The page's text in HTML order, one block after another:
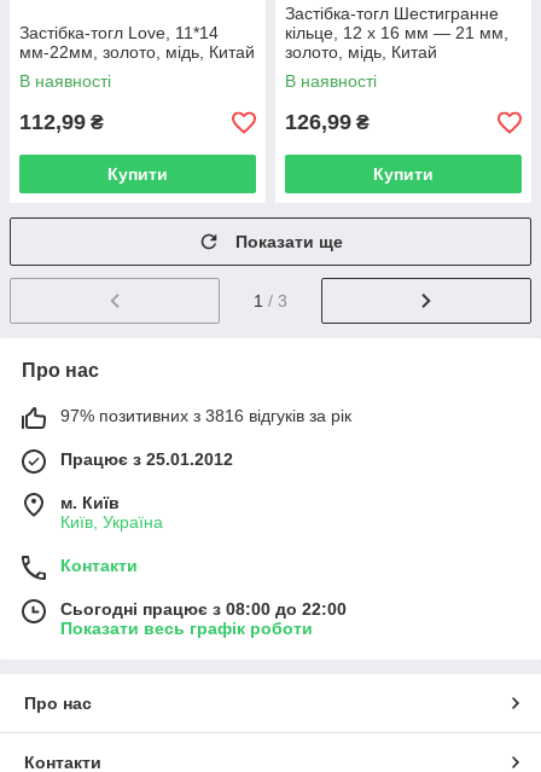
Застібка-тогл Love, 11*14
мм-22мм, золото, мідь, Китай
В наявності
112,99 ₴
Купити
Застібка-тогл Шестигранне
кільце, 12 х 16 мм — 21 мм,
золото, мідь, Китай
В наявності
126,99 ₴
Купити
Показати ще
1 / 3
Про нас
97% позитивних з 3816 відгуків за рік
Працює з 25.01.2012
м. Київ
Київ, Україна
Контакти
Сьогодні працює з 08:00 до 22:00
Показати весь графік роботи
Про нас
Контакти